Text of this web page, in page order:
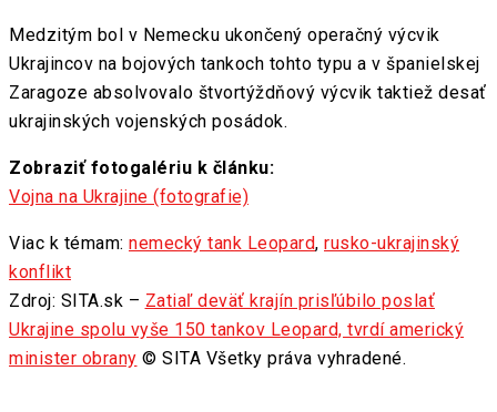
Medzitým bol v Nemecku ukončený operačný výcvik
Ukrajincov na bojových tankoch tohto typu a v španielskej
Zaragoze absolvovalo štvortýždňový výcvik taktiež desať
ukrajinských vojenských posádok.
Zobraziť fotogalériu k článku:
Vojna na Ukrajine (fotografie)
Viac k témam: nemecký tank Leopard, rusko-ukrajinský
konflikt
Zdroj: SITA.sk – Zatiaľ deväť krajín prisľúbilo poslať
Ukrajine spolu vyše 150 tankov Leopard, tvrdí americký
minister obrany © SITA Všetky práva vyhradené.